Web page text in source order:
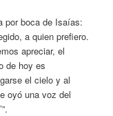
por boca de Isaías:
a quien prefiero.
apreciar, el
de hoy es
el cielo y al
oyó una voz del